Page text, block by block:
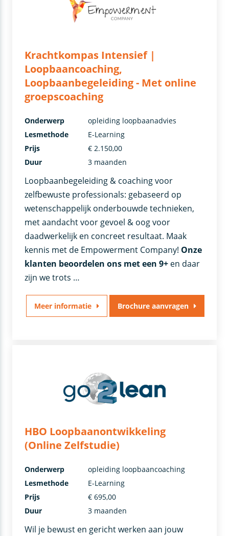
Krachtkompas Intensief |
Loopbaancoaching,
Loopbaanbegeleiding - Met online
groepscoaching
Loopbaanbegeleiding & coaching voor
zelfbewuste professionals: gebaseerd op
wetenschappelijk onderbouwde technieken,
met aandacht voor gevoel & oog voor
daadwerkelijk en concreet resultaat. Maak
kennis met de Empowerment Company! Onze
klanten beoordelen ons met een 9+ en daar
zijn we trots …
Onderwerp
opleiding loopbaanadvies
Lesmethode
E-Learning
Prijs
€ 2.150,00
Duur
3 maanden
Meer informatie Brochure aanvragen
HBO Loopbaanontwikkeling
(Online Zelfstudie)
Wil je bewust en gericht werken aan jouw
Onderwerp
opleiding loopbaancoaching
Lesmethode
E-Learning
Prijs
€ 695,00
Duur
3 maanden